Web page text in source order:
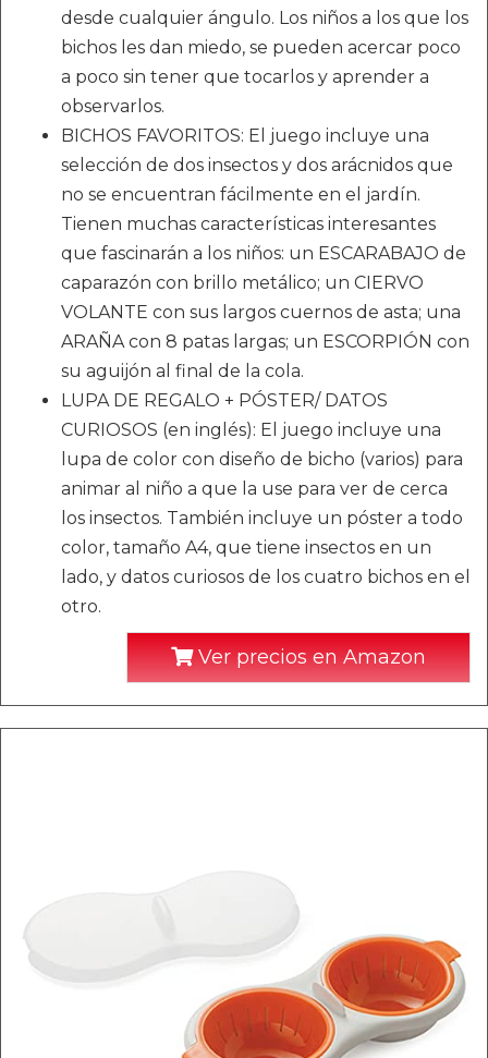
desde cualquier ángulo. Los niños a los que los
bichos les dan miedo, se pueden acercar poco
a poco sin tener que tocarlos y aprender a
observarlos.
BICHOS FAVORITOS: El juego incluye una
selección de dos insectos y dos arácnidos que
no se encuentran fácilmente en el jardín.
Tienen muchas características interesantes
que fascinarán a los niños: un ESCARABAJO de
caparazón con brillo metálico; un CIERVO
VOLANTE con sus largos cuernos de asta; una
ARAÑA con 8 patas largas; un ESCORPIÓN con
su aguijón al final de la cola.
LUPA DE REGALO + PÓSTER/ DATOS
CURIOSOS (en inglés): El juego incluye una
lupa de color con diseño de bicho (varios) para
animar al niño a que la use para ver de cerca
los insectos. También incluye un póster a todo
color, tamaño A4, que tiene insectos en un
lado, y datos curiosos de los cuatro bichos en el
otro.
Ver precios en Amazon